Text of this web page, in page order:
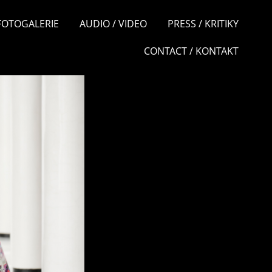
AUDIO / VIDEO PRESS / KRITIKY
CONTACT / KONTAKT